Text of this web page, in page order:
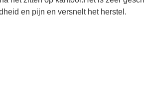
en pijn en versnelt het herstel.